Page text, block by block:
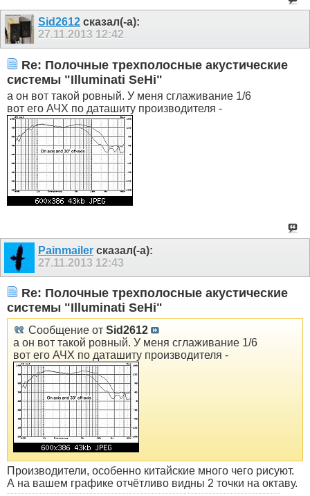
Sid2612 сказал(-а):
27.11.2013 12:42
Re: Полочные трехполосные акустические
системы "Illuminati SeHi"
а он вот такой ровный. У меня сглаживание 1/6
вот его АЧХ по даташиту производителя -
Painmailer сказал(-а):
27.11.2013 12:43
Re: Полочные трехполосные акустические
системы "Illuminati SeHi"
Сообщение от Sid2612
а он вот такой ровный. У меня сглаживание 1/6
вот его АЧХ по даташиту производителя -
Производители, особенно китайские много чего рисуют.
А на вашем графике отчётливо видны 2 точки на октаву.